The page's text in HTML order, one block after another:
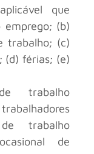
que
(b)
trabalho; (c)
(d) férias; (e)
trabalho
trabalho
de